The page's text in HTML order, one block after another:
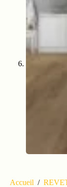
Accueil /